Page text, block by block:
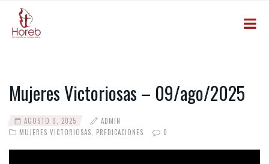
Mujeres Victoriosas – 09/ago/2025
AGOSTO 9, 2025
ADMIN
MUJERES VICTORIOSAS
PREDICACIONES 0